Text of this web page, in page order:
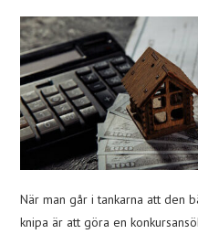
När man går i tankarna att den
knipa är att göra en